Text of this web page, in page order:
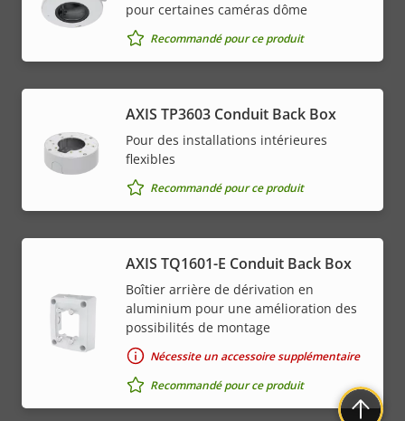
pour certaines caméras dôme
Recommandé pour ce produit
AXIS TP3603 Conduit Back Box
Pour des installations intérieures
flexibles
Recommandé pour ce produit
AXIS TQ1601-E Conduit Back Box
Boîtier arrière de dérivation en
aluminium pour une amélioration des
possibilités de montage
Nécessite un accessoire supplémentaire
Recommandé pour ce produit